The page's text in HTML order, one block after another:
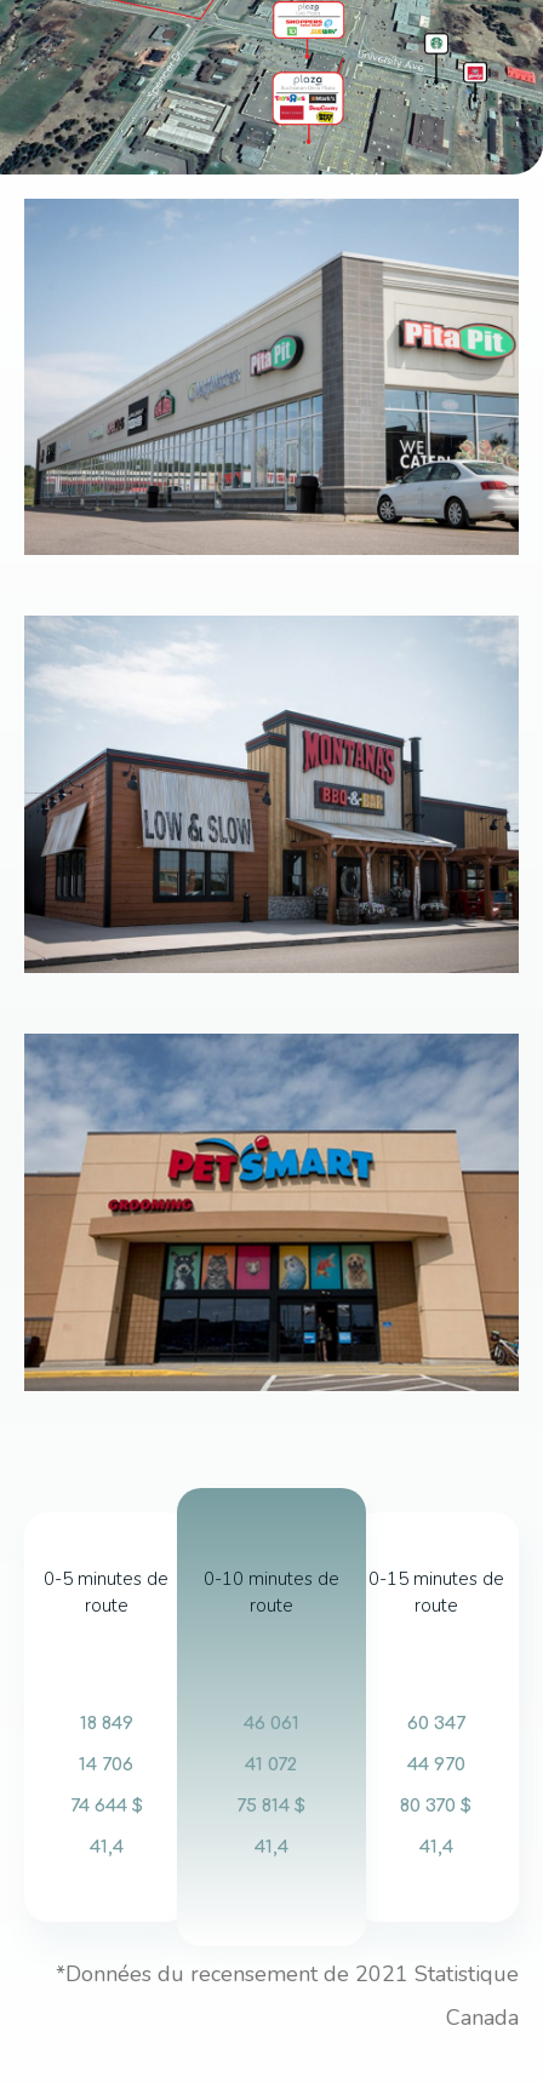
0-5 minutes de
route
18 849
14 706
74 644 $
41,4
0-10 minutes de
route
46 061
41 072
75 814 $
41,4
0-15 minutes de
route
60 347
44 970
80 370 $
41,4
*Données du recensement de 2021 Statistique
Canada